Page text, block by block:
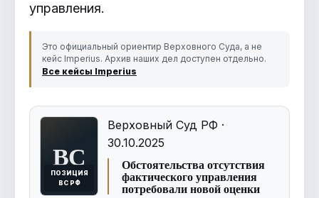
управления.
Это официальный ориентир Верховного Суда, а не
кейс Imperius. Архив наших дел доступен отдельно.
Все кейсы Imperius
ВС
ПОЗИЦИЯ
ВС РФ
Верховный Суд РФ ·
30.10.2025
Обстоятельства отсутствия
фактического управления
потребовали новой оценки